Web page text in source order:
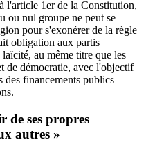
l'article 1er de la Constitution,
ou nul groupe ne peut se
pour s'exonérer de la règle
obligation aux partis
au même titre que les
de démocratie, avec l'objectif
des financements publics
de ses propres
autres »